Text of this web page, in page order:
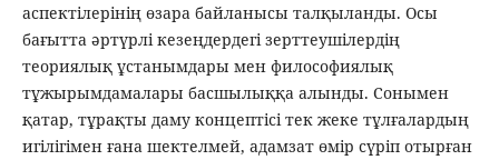
аспектілерінің өзара байланысы талқыланды. Осы
бағытта әртүрлі кезеңдердегі зерттеушілердің
теориялық ұстанымдары мен философиялық
тұжырымдамалары басшылыққа алынды. Сонымен
қатар, тұрақты даму концептісі тек жеке тұлғалардың
игілігімен ғана шектелмей, адамзат өмір сүріп отырған